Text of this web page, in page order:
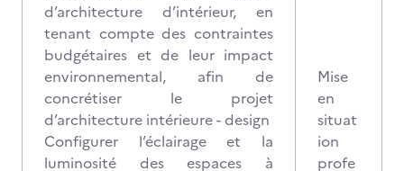
d’architecture d’intérieur, en
tenant compte des contraintes
budgétaires et de leur impact
environnemental, afin de
concrétiser le projet
d’architecture intérieure - design
Configurer l’éclairage et la
luminosité des espaces à
Mise
en
situat
ion
profe